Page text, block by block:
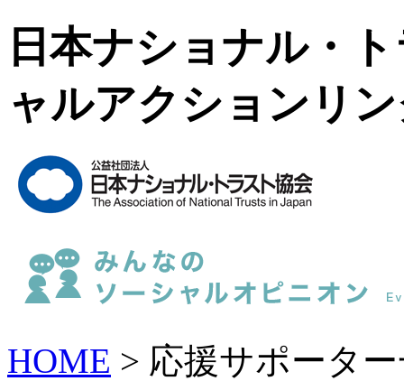
日本ナショナル・
ャルアクションリ
HOME > 応援サポータ